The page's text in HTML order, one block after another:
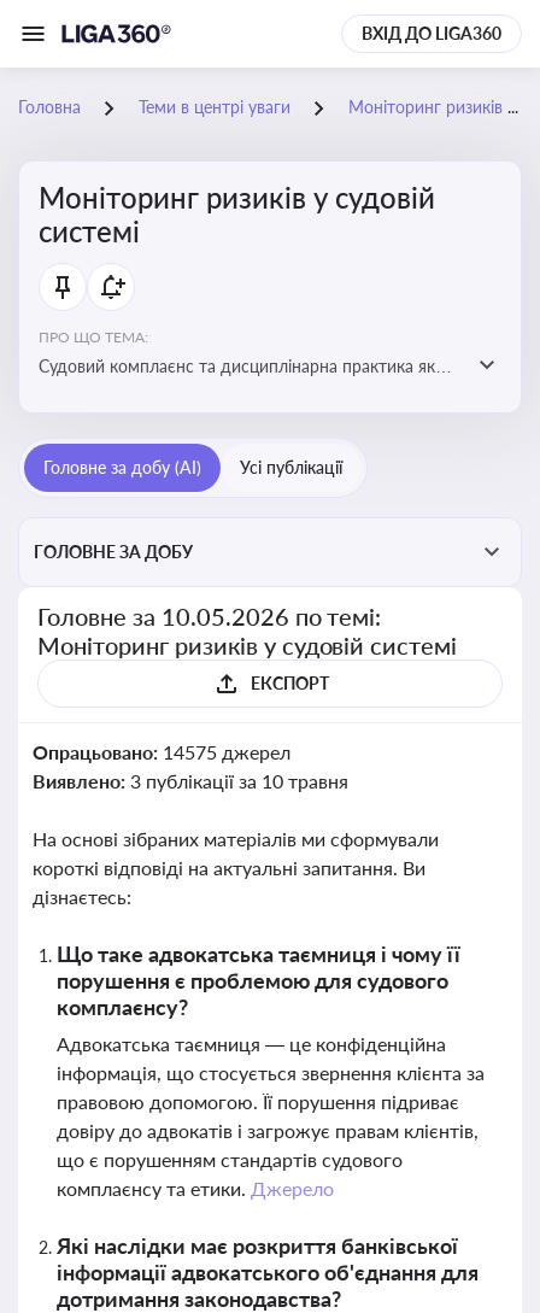
ВХІД ДО LIGA360
Головна Теми в центрі уваги Моніторинг ризиків у судовій системі
Моніторинг ризиків у судовій
системі
ПРО ЩО ТЕМА:
Судовий комплаєнс та дисциплінарна практика як
обґрунтовані рішення під час судових спорів та
комплаєнс-перевірок
Головне за добу (AI) Усі публікації
ГОЛОВНЕ ЗА ДОБУ
Головне за 10.05.2026 по темі:
Моніторинг ризиків у судовій системі
ЕКСПОРТ
Опрацьовано: 14575 джерел
Виявлено: 3 публікації за 10 травня
На основі зібраних матеріалів ми сформували
короткі відповіді на актуальні запитання. Ви
дізнаєтесь:
Що таке адвокатська таємниця і чому її
порушення є проблемою для судового
комплаєнсу?
Адвокатська таємниця — це конфіденційна
інформація, що стосується звернення клієнта за
правовою допомогою. Її порушення підриває
довіру до адвокатів і загрожує правам клієнтів,
що є порушенням стандартів судового
комплаєнсу та етики. Джерело
Які наслідки має розкриття банківської
інформації адвокатського об'єднання для
дотримання законодавства?